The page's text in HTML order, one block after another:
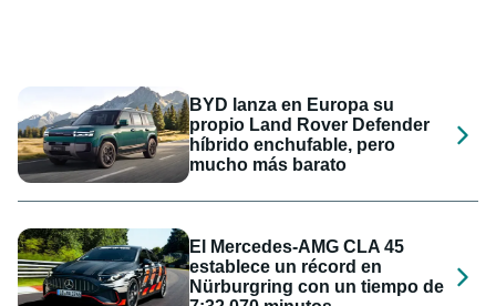
BYD lanza en Europa su
propio Land Rover Defender
híbrido enchufable, pero
mucho más barato
El Mercedes-AMG CLA 45
establece un récord en
Nürburgring con un tiempo de